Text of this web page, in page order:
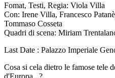
Fomat, Testi, Regia: Viola Villa
Con: Irene Villa, Francesco
Tommaso Cosseta
Quadri di scena: Miriam
Last Date : Palazzo Imperiale
Cosa si cela dietro le famose tele
d'Europa...?